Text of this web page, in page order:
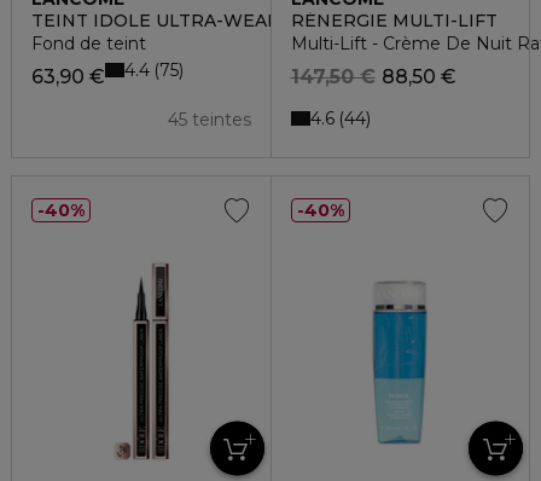
TEINT IDOLE ULTRA-WEAR
Fond de teint
63,90 €
45 teintes
4.4 75
RÉNERGIE MULTI-LIFT
Multi-Lift - Crème De Nuit
88,50 €
147,50 €
4.6 44
40% 40%